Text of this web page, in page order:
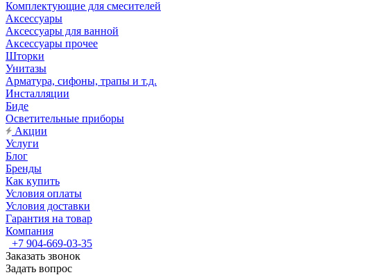
Комплектующие для смесителей
Аксессуары
Аксессуары для ванной
Аксессуары прочее
Шторки
Унитазы
Арматура, сифоны, трапы и т.д.
Инсталляции
Биде
Осветительные приборы
Акции
Услуги
Блог
Бренды
Как купить
Условия оплаты
Условия доставки
Гарантия на товар
Компания
+7 904-669-03-35
Заказать звонок
Задать вопрос